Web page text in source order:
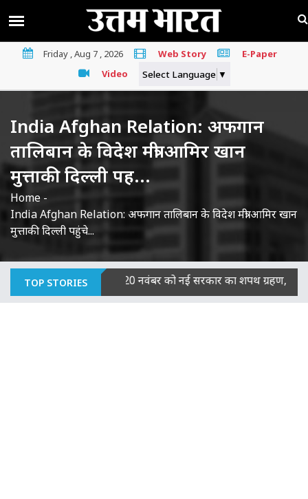
Friday , Aug 7 , 2026 Web Story
E-Paper
Video
Select Language ▼
India Afghan Relation: अफगान
तालिबान के विदेश मंत्री आमिर खान
मुत्ताकी दिल्ली पह...
Home -
India Afghan Relation: अफगान तालिबान के विदेश मंत्री आमिर खान
मुत्ताकी दिल्ली पहुंचे...
TOP STORIES
दोषी|बिहार में 20 नवंबर को नई सरकार का शपथ ग्रहण, JDU-BJP